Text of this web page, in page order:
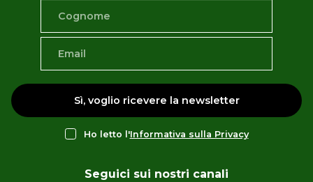
Sì, voglio ricevere la newsletter
Ho letto l'Informativa sulla Privacy
Seguici sui nostri canali